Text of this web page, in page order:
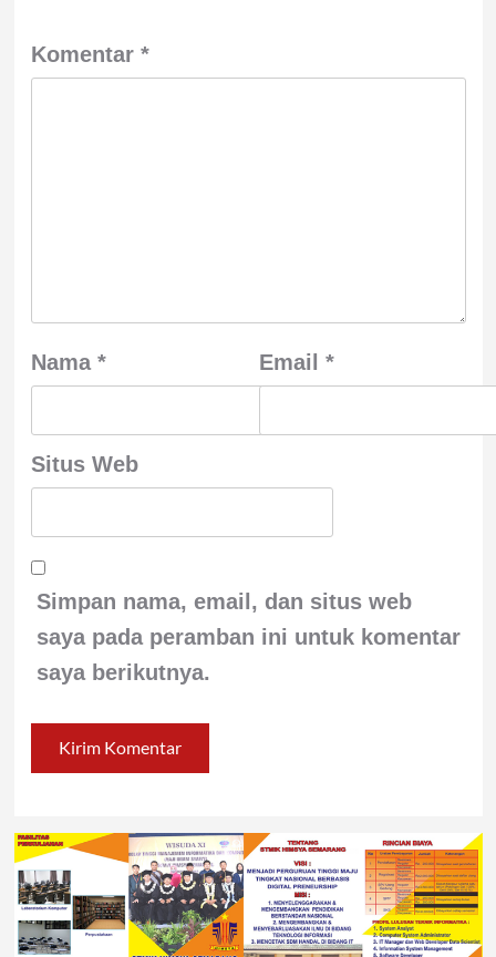
Komentar *
Nama * Email *
Situs Web
Simpan nama, email, dan situs web
saya pada peramban ini untuk komentar
saya berikutnya.